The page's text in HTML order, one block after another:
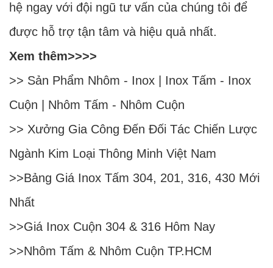
hệ ngay với đội ngũ tư vấn của chúng tôi để
được hỗ trợ tận tâm và hiệu quả nhất.
Xem thêm>>>>
>> Sản Phẩm Nhôm - Inox Inox Tấm - Inox
Cuộn
Nhôm Tấm - Nhôm Cuộn
>> Xưởng Gia Công Đến Đối Tác Chiến Lược
Ngành Kim Loại Thông Minh Việt Nam
>>Bảng Giá Inox Tấm 304, 201, 316, 430 Mới
Nhất
>>Giá Inox Cuộn 304 & 316 Hôm Nay
>>Nhôm Tấm & Nhôm Cuộn TP.HCM